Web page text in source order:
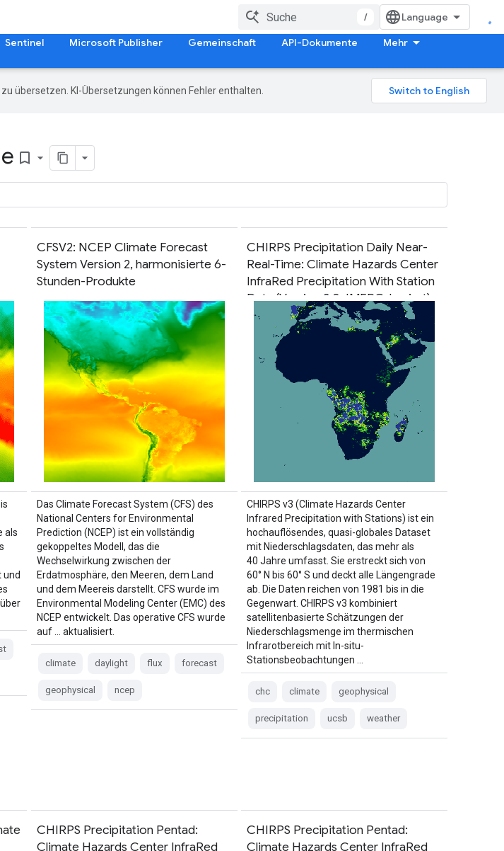
/
Sentinel Microsoft Publisher Gemeinschaft API-Dokumente Mehr
übersetzen. KI-Übersetzungen können Fehler enthalten.
bookmark_border
als
und
CFSV2: NCEP Climate Forecast
System Version 2, harmonisierte 6-
Stunden-Produkte
Das Climate Forecast System (CFS) des
National Centers for Environmental
Prediction (NCEP) ist ein vollständig
gekoppeltes Modell, das die
Wechselwirkung zwischen der
Erdatmosphäre, den Meeren, dem Land
und dem Meereis darstellt. CFS wurde im
Environmental Modeling Center (EMC) des
NCEP entwickelt. Das operative CFS wurde
auf … aktualisiert.
climate daylight flux forecast
geophysical ncep
CHIRPS Precipitation Daily Near-
Real-Time: Climate Hazards Center
InfraRed Precipitation With Station
Data (Version 3.0, IMERG-basiert)
CHIRPS v3 (Climate Hazards Center
Infrared Precipitation with Stations) ist ein
hochauflösendes, quasi-globales Dataset
mit Niederschlagsdaten, das mehr als
40 Jahre umfasst. Sie erstreckt sich von
60° N bis 60° S und deckt alle Längengrade
ab. Die Daten reichen von 1981 bis in die
Gegenwart. CHIRPS v3 kombiniert
satellitenbasierte Schätzungen der
Niederschlagsmenge im thermischen
Infrarotbereich mit In-situ-
Stationsbeobachtungen …
chc climate geophysical
precipitation ucsb weather
CHIRPS Precipitation Pentad:
Climate Hazards Center InfraRed
CHIRPS Precipitation Pentad:
Climate Hazards Center InfraRed